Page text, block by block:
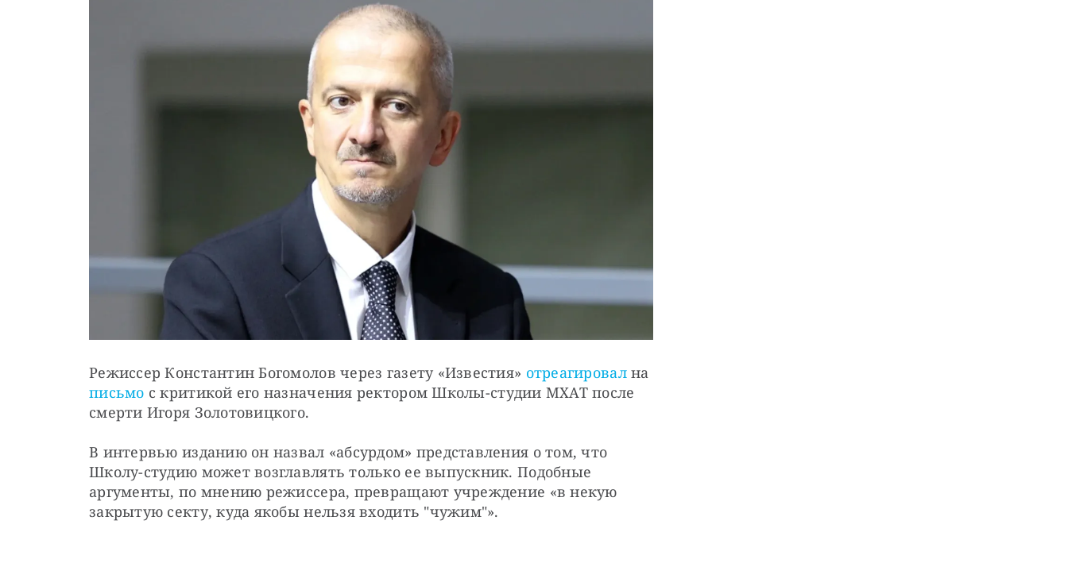
Режиссер Константин Богомолов через газету «Известия» отреагировал
письмо с критикой его назначения ректором Школы-студии МХАТ после
смерти Игоря Золотовицкого.
В интервью изданию он назвал «абсурдом» представления о том, что
Школу-студию может возглавлять только ее выпускник. Подобные
аргументы, по мнению режиссера, превращают учреждение «в некую
закрытую секту, куда якобы нельзя входить "чужим"».